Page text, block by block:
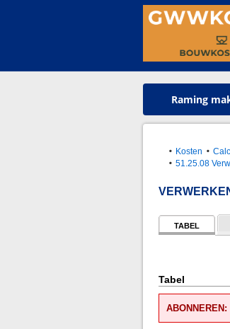
Raming
Kosten
51.25.08
TABEL
Tabel
ABONNEREN: